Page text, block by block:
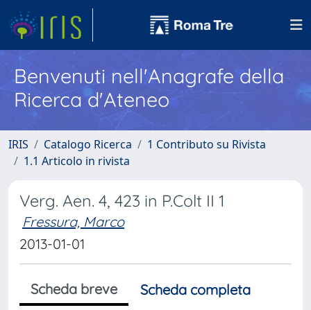
Benvenuti nell'Anagrafe della
Ricerca d'Ateneo
IRIS Catalogo Ricerca
1 Contributo su Rivista
1.1 Articolo in rivista
Verg. Aen. 4, 423 in P.Colt II 1
Fressura, Marco
2013-01-01
Scheda breve
Scheda completa